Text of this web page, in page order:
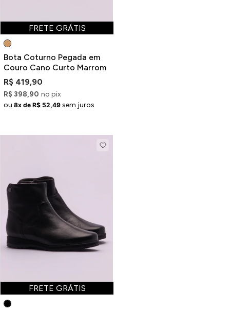
FRETE GRÁTIS
Bota Coturno Pegada em
Couro Cano Curto Marrom
R$ 419,90
R$ 398,90 no pix
ou 8x de R$ 52,49 sem juros
FRETE GRÁTIS